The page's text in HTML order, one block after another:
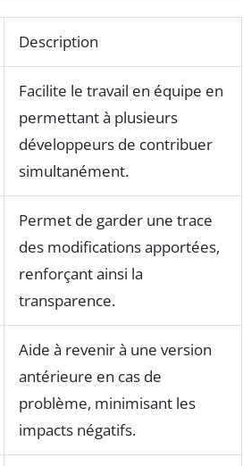
Description
Facilite le travail en équipe en
permettant à plusieurs
développeurs de contribuer
simultanément.
Permet de garder une trace
des modifications apportées,
renforçant ainsi la
transparence.
Aide à revenir à une version
antérieure en cas de
problème, minimisant les
impacts négatifs.